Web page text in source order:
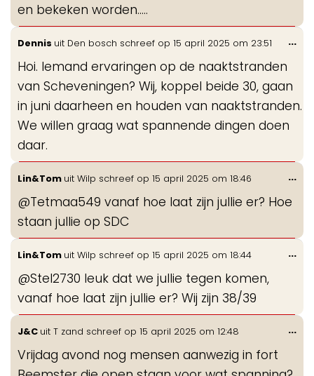
en bekeken worden…..
Dennis uit Den bosch schreef op 15 april 2025 om 23:51
Hoi. Iemand ervaringen op de naaktstranden
van Scheveningen? Wij, koppel beide 30, gaan
in juni daarheen en houden van naaktstranden.
We willen graag wat spannende dingen doen
daar.
...
Lin&Tom uit Wilp schreef op 15 april 2025 om 18:46
@Tetmaa549 vanaf hoe laat zijn jullie er? Hoe
staan jullie op SDC
...
Lin&Tom uit Wilp schreef op 15 april 2025 om 18:44
@Stel2730 leuk dat we jullie tegen komen,
vanaf hoe laat zijn jullie er? Wij zijn 38/39
...
J&C uit T zand schreef op 15 april 2025 om 12:48
Vrijdag avond nog mensen aanwezig in fort
...